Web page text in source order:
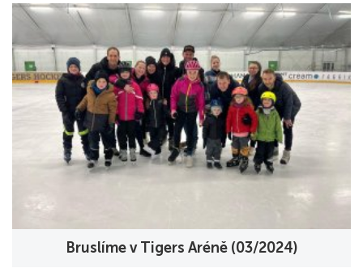
Bruslíme v Tigers Aréně (03/2024)